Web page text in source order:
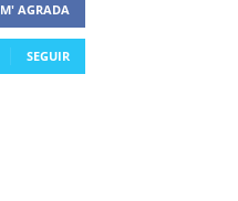
M' AGRADA
SEGUIR